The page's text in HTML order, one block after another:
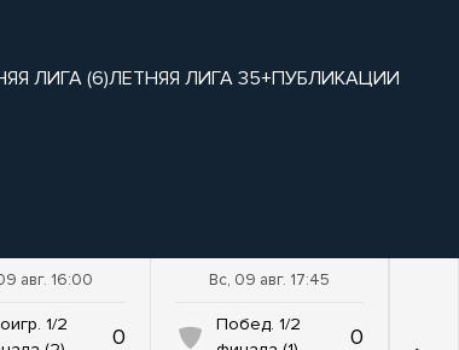
ЛИГА (6)ЛЕТНЯЯ ЛИГА 35+ПУБЛИКАЦИИ
авг. 16:00
1/2
0
Вс, 09 авг. 17:45
Побед. 1/2
0